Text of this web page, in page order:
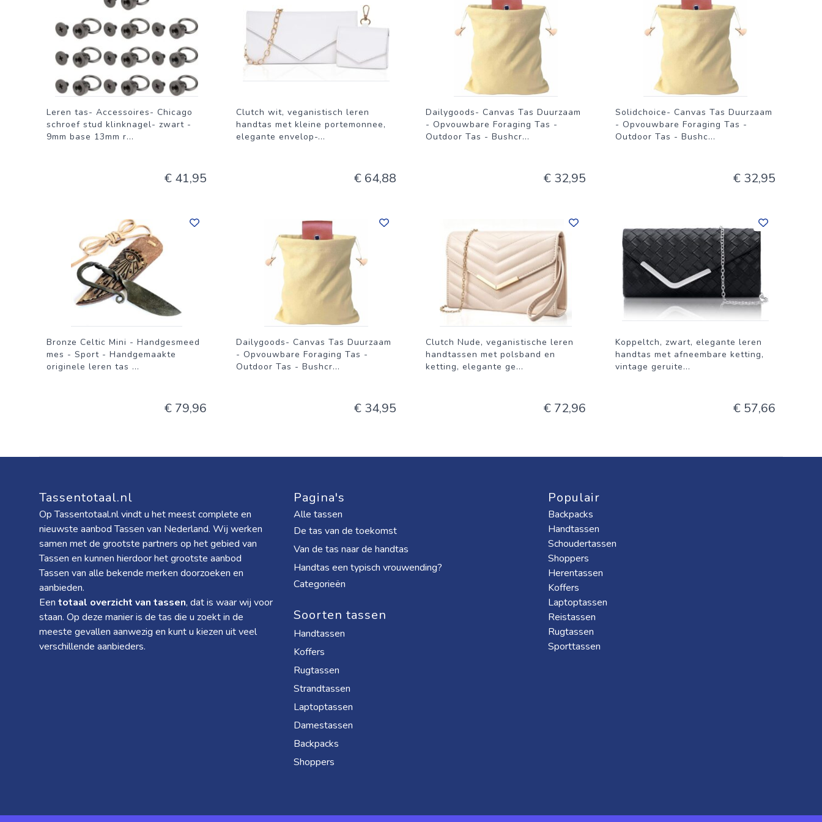
Leren tas- Accessoires- Chicago
schroef stud klinknagel- zwart -
9mm base 13mm r...
€ 41,95
Clutch wit, veganistisch leren
handtas met kleine portemonnee,
elegante envelop-...
€ 64,88
Dailygoods- Canvas Tas Duurzaam
- Opvouwbare Foraging Tas -
Outdoor Tas - Bushcr...
€ 32,95
Solidchoice- Canvas Tas Duurzaam
- Opvouwbare Foraging Tas -
Outdoor Tas - Bushc...
€ 32,95
Bronze Celtic Mini - Handgesmeed
mes - Sport - Handgemaakte
originele leren tas ...
€ 79,96
Dailygoods- Canvas Tas Duurzaam
- Opvouwbare Foraging Tas -
Outdoor Tas - Bushcr...
€ 34,95
Clutch Nude, veganistische leren
handtassen met polsband en
ketting, elegante ge...
€ 72,96
Koppeltch, zwart, elegante leren
handtas met afneembare ketting,
vintage geruite...
€ 57,66
Tassentotaal.nl
Op Tassentotaal.nl vindt u het meest complete en
nieuwste aanbod Tassen van Nederland. Wij werken
samen met de grootste partners op het gebied van
Tassen en kunnen hierdoor het grootste aanbod
Tassen van alle bekende merken doorzoeken en
aanbieden.
Een totaal overzicht van tassen, dat is waar wij voor
staan. Op deze manier is de tas die u zoekt in de
meeste gevallen aanwezig en kunt u kiezen uit veel
verschillende aanbieders.
Pagina's
Alle tassen
De tas van de toekomst
Van de tas naar de handtas
Handtas een typisch vrouwending?
Categorieën
Soorten tassen
Handtassen
Koffers
Rugtassen
Strandtassen
Laptoptassen
Damestassen
Backpacks
Shoppers
Populair
Backpacks
Handtassen
Schoudertassen
Shoppers
Herentassen
Koffers
Laptoptassen
Reistassen
Rugtassen
Sporttassen